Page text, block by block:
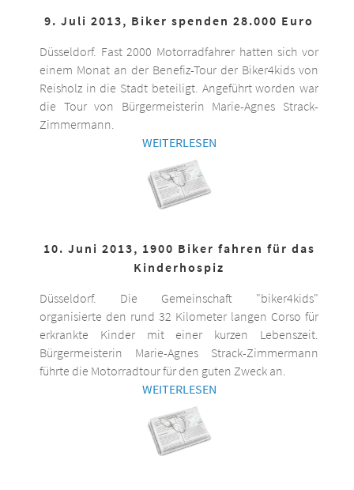
9. Juli 2013, Biker spenden 28.000 Euro
Düsseldorf. Fast 2000 Motorradfahrer hatten sich vor
einem Monat an der Benefiz-Tour der Biker4kids von
Reisholz in die Stadt beteiligt. Angeführt worden war
die Tour von Bürgermeisterin Marie-Agnes Strack-
Zimmermann.
WEITERLESEN
10. Juni 2013, 1900 Biker fahren für das
Kinderhospiz
Düsseldorf. Die Gemeinschaft "biker4kids"
organisierte den rund 32 Kilometer langen Corso für
erkrankte Kinder mit einer kurzen Lebenszeit.
Bürgermeisterin Marie-Agnes Strack-Zimmermann
führte die Motorradtour für den guten Zweck an.
WEITERLESEN